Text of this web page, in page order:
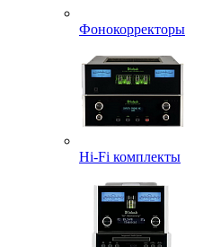
Фонокорректоры
Hi-Fi комплекты